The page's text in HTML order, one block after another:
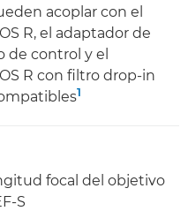
acoplar con el
R, el adaptador de
de control y el
R con filtro drop-in
1
focal del objetivo
S